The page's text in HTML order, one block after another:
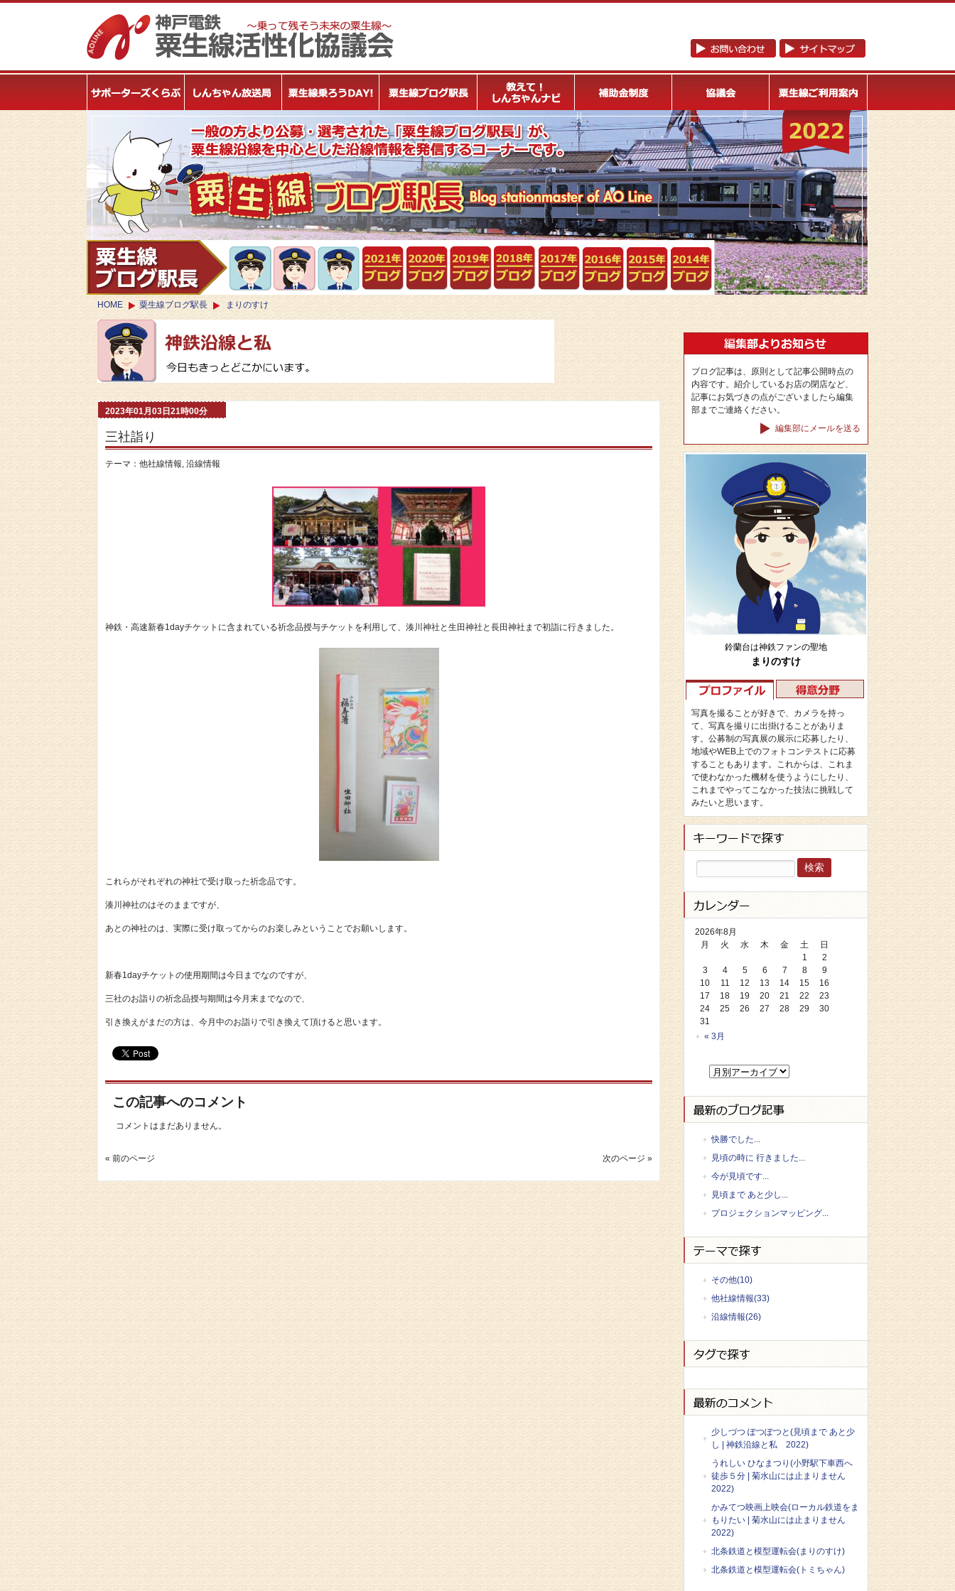
HOME 粟生線ブログ駅長 まりのすけ
2023年01月03日21時00分
三社詣り
テーマ： 他社線情報, 沿線情報
神鉄・高速新春1dayチケットに含まれている祈念品授与チケットを利用して、湊川神社と生田神社と長田神社まで初詣に行きました。
これらがそれぞれの神社で受け取った祈念品です。
湊川神社のはそのままですが、
あとの神社のは、実際に受け取ってからのお楽しみということでお願いします。
新春1dayチケットの使用期間は今日までなのですが、
三社のお詣りの祈念品授与期間は今月末までなので、
引き換えがまだの方は、今月中のお詣りで引き換えて頂けると思います。
この記事へのコメント
コメントはまだありません。
« 前のページ 次のページ »
ブログ記事は、原則として記事公開時点の
内容です。紹介しているお店の閉店など、
記事にお気づきの点がございましたら編集
部までご連絡ください。
編集部にメールを送る
鈴蘭台は神鉄ファンの聖地
まりのすけ
写真を撮ることが好きで、カメラを持っ
て、写真を撮りに出掛けることがありま
す。公募制の写真展の展示に応募したり、
地域やWEB上でのフォトコンテストに応募
することもあります。これからは、これま
で使わなかった機材を使うようにしたり、
これまでやってこなかった技法に挑戦して
みたいと思います。
検
索:
2026年8月
月
火 水 木 金 土
日
1
2
3
4 5 6 7 8
9
10
11 12 13 14 15
16
17
18 19 20 21 22
23
24
25 26 27 28 29
30
31
« 3月
快勝でした...
見頃の時に 行きました...
今が見頃です...
見頃まで あと少し...
プロジェクションマッピング...
その他(10)
他社線情報(33)
沿線情報(26)
少しづつ ぽつぽつと(見頃まで あと少
し | 神鉄沿線と私 2022)
うれしい ひなまつり(小野駅下車西へ
徒歩５分 | 菊水山には止まりません
2022)
かみてつ映画上映会(ローカル鉄道をま
もりたい | 菊水山には止まりません
2022)
北条鉄道と模型運転会(まりのすけ)
北条鉄道と模型運転会(トミちゃん)